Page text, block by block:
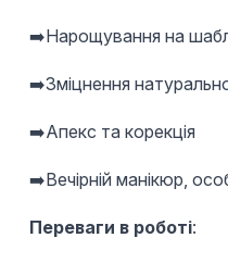
➡️Нарощування на
➡️Зміцнення
➡️Апекс та корекція
➡️Вечірній манікюр,
Переваги в роботі: